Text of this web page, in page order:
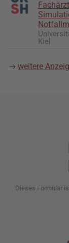
Kiel
weitere
Dieses Formular